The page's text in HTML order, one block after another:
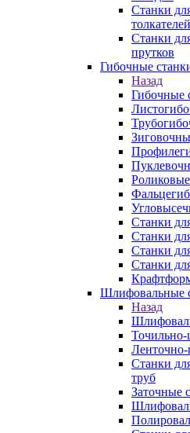
Станки
толкателей
Станки
прутков
Гибочные
Назад
Гибочные
Станки
Станки
Станки
Станки
Шлифовальные
Назад
Станки
труб
Заточные